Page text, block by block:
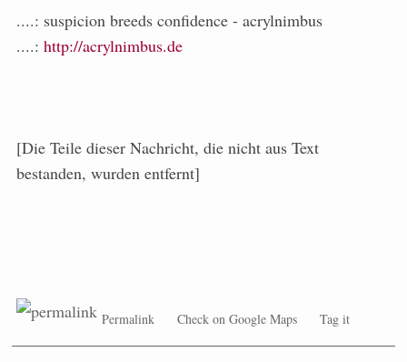
....: suspicion breeds confidence - acrylnimbus
....: http://acrylnimbus.de
[Die Teile dieser Nachricht, die nicht aus Text
bestanden, wurden entfernt]
Permalink Check on Google Maps Tag it